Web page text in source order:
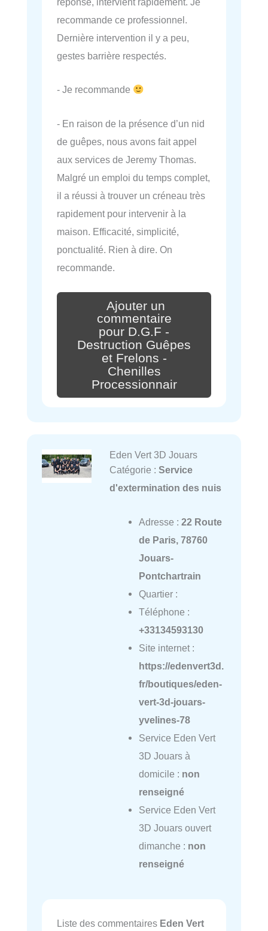
recommande ce professionnel.
Dernière intervention il y a peu,
gestes barrière respectés.
- Je recommande
- En raison de la présence d’un nid
de guêpes, nous avons fait appel
aux services de Jeremy Thomas.
Malgré un emploi du temps complet,
il a réussi à trouver un créneau très
rapidement pour intervenir à la
maison. Efficacité, simplicité,
ponctualité. Rien à dire. On
recommande.
Ajouter un
commentaire
pour D.G.F -
Destruction Guêpes
et Frelons -
Chenilles
Processionnair
Eden Vert 3D Jouars
Catégorie : Service
d'extermination des nuis
Adresse : 22 Route
de Paris, 78760
Jouars-
Pontchartrain
Quartier :
Téléphone :
+33134593130
Site internet :
https://edenvert3d.
fr/boutiques/eden-
vert-3d-jouars-
yvelines-78
Service Eden Vert
3D Jouars à
domicile : non
renseigné
Service Eden Vert
3D Jouars ouvert
dimanche : non
renseigné
Liste des commentaires Eden Vert